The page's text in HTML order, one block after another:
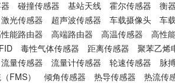
碰撞传感器 基站天线 霍尔传感器
衡
激光传感器 超声波传感器 车载摄像头
车
能路由器 高端路由器 高温传感器
高性
毒性气体传感器 距离传感器
聚苯乙烯
流量传感器 流量计传感器 轮速传感器
脉
FMS）
倾角传感器 热导传感器
热流传